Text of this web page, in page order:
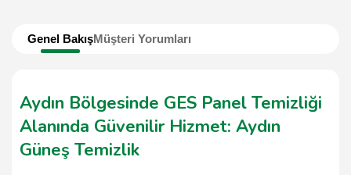
Genel BakışMüşteri Yorumları
Aydın Bölgesinde GES Panel Temizliği
Alanında Güvenilir Hizmet: Aydın
Güneş Temizlik